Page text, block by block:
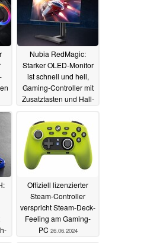
Nubia RedMagic:
Starker OLED-Monitor
ist schnell und hell,
Gaming-Controller mit
Zusatztasten und Hall-
04.07.2024
Offiziell lizenzierter
Steam-Controller
verspricht Steam-Deck-
Feeling am Gaming-
PC 26.06.2024